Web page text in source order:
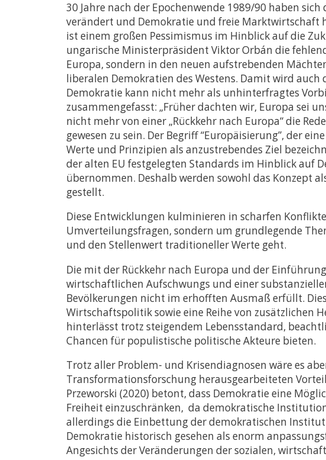
30 Jahre nach der Epochenwende 1989/90 haben
verändert und Demokratie und freie Marktwirtschaft
ist einem großen Pessimismus im Hinblick auf die
ungarische Ministerpräsident Viktor Orbán die
Europa, sondern in den neuen aufstrebenden
liberalen Demokratien des Westens. Damit wird
Demokratie kann nicht mehr als unhinterfragtes
zusammengefasst: „Früher dachten wir, Europa sei
nicht mehr von einer „Rückkehr nach Europa“ die
gewesen zu sein. Der Begriff “Europäisierung”, der
Werte und Prinzipien als anzustrebendes Ziel
der alten EU festgelegten Standards im Hinblick auf
übernommen. Deshalb werden sowohl das Konzept
gestellt.
Diese Entwicklungen kulminieren in scharfen
Umverteilungsfragen, sondern um grundlegende
und den Stellenwert traditioneller Werte geht.
Die mit der Rückkehr nach Europa und der
wirtschaftlichen Aufschwungs und einer
Bevölkerungen nicht im erhofften Ausmaß erfüllt.
Wirtschaftspolitik sowie eine Reihe von zusätzlichen
hinterlässt trotz steigendem Lebensstandard,
Chancen für populistische politische Akteure bieten.
Trotz aller Problem- und Krisendiagnosen wäre es
Transformationsforschung herausgearbeiteten
Przeworski (2020) betont, dass Demokratie eine
Freiheit einzuschränken, da demokratische
allerdings die Einbettung der demokratischen
Demokratie historisch gesehen als enorm
Angesichts der Veränderungen der sozialen,